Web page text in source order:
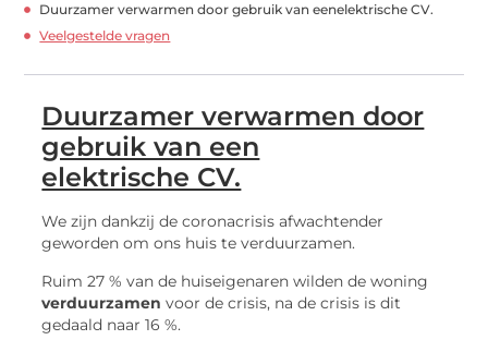
Duurzamer verwarmen door gebruik van eenelektrische CV.
Veelgestelde vragen
Duurzamer verwarmen door
gebruik van een
elektrische CV.
We zijn dankzij de coronacrisis afwachtender
geworden om ons huis te verduurzamen.
Ruim 27 % van de huiseigenaren wilden de woning
verduurzamenvoor de crisis, na de crisis is dit
gedaald naar 16 %.